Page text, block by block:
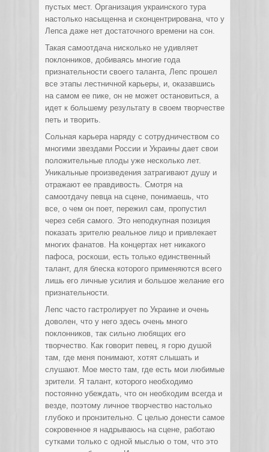
пустых мест. Организация украинского тура
настолько насыщенна и сконцентрирована, что у
Лепса даже нет достаточного времени на сон.
Такая самоотдача нисколько не удивляет
поклонников, добиваясь многие года
признательности своего таланта, Лепс прошел
все этапы лестничной карьеры, и, оказавшись
на самом ее пике, он не может остановиться, а
идет к большему результату в своем творчестве
петь и творить.
Сольная карьера наряду с сотрудничеством со
многими звездами России и Украины дает свои
положительные плоды уже несколько лет.
Уникальные произведения затрагивают душу и
отражают ее правдивость. Смотря на
самоотдачу певца на сцене, понимаешь, что
все, о чем он поет, пережил сам, пропустил
через себя самого. Это неподкупная позиция
показать зрителю реальное лицо и привлекает
многих фанатов. На концертах нет никакого
пафоса, роскоши, есть только единственный
талант, для блеска которого применяются всего
лишь его личные усилия и большое желание его
признательности.
Лепс часто гастролирует по Украине и очень
доволен, что у него здесь очень много
поклонников, так сильно любящих его
творчество. Как говорит певец, я горю душой
там, где меня понимают, хотят слышать и
слушают. Мое место там, где есть мои любимые
зрители. Я талант, которого необходимо
постоянно убеждать, что он необходим всегда и
везде, поэтому личное творчество настолько
глубоко и пронзительно. С целью донести самое
сокровенное я надрываюсь на сцене, работаю
сутками только с одной мыслью о том, что это